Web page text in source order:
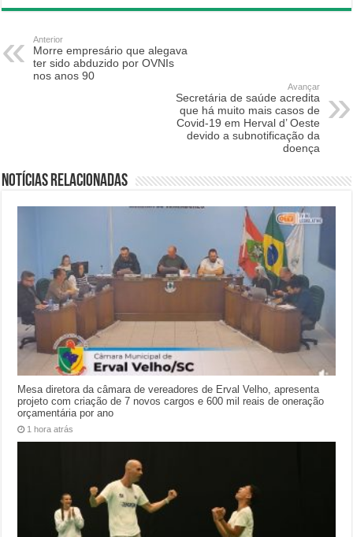
Anterior
Morre empresário que alegava
ter sido abduzido por OVNIs
nos anos 90
Avançar
Secretária de saúde acredita
que há muito mais casos de
Covid-19 em Herval d’ Oeste
devido a subnotificação da
doença
Notícias relacionadas
Mesa diretora da câmara de vereadores de Erval Velho, apresenta
projeto com criação de 7 novos cargos e 600 mil reais de oneração
orçamentária por ano
1 hora atrás